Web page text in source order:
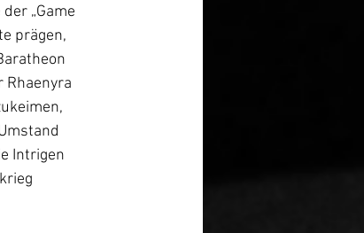
„Game
prägen,
Rhaenyra
Intrigen